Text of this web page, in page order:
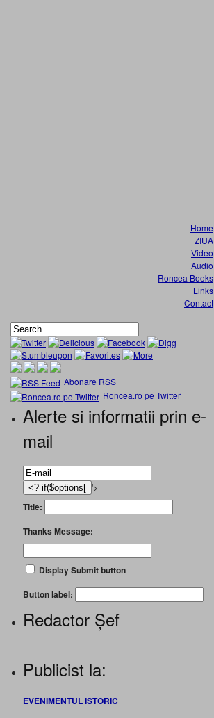
Home
ZIUA
Video
Audio
Roncea Books
Links
Contact
Abonare RSS
Roncea.ro pe Twitter
Alerte si informatii prin e-
mail
'>
Title:
Thanks Message:
Display Submit button
Button label:
Redactor Șef
Publicist la:
EVENIMENTUL ISTORIC